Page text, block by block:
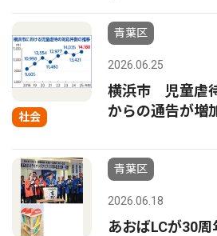
社会
青葉区
2026.06.25
横浜市 児童虐
からの通告が増
青葉区
2026.06.18
あおばLCが30